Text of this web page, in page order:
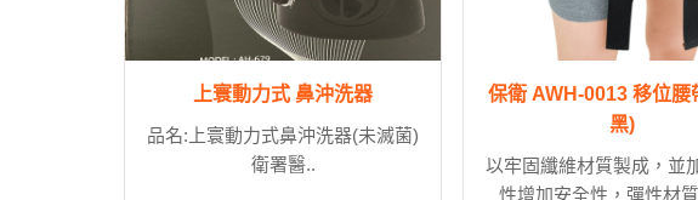
上寰動力式 鼻沖洗器
品名:上寰動力式鼻沖洗器(未滅菌)
衛署醫..
保衛 AWH-0013 移位腰
黑)
以牢固纖維材質製成，並
性增加安全性，彈性材